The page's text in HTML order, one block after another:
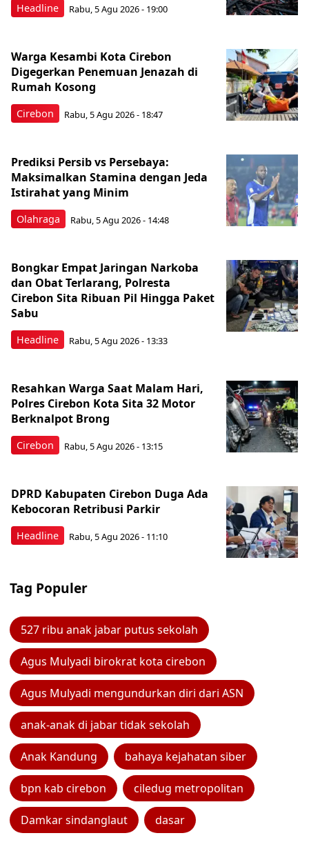
Headline Rabu, 5 Agu 2026 - 19:00
Cirebon
Warga Kesambi Kota Cirebon
Digegerkan Penemuan Jenazah di
Rumah Kosong
Rabu, 5 Agu 2026 - 18:47
Olahraga
Prediksi Persib vs Persebaya:
Maksimalkan Stamina dengan Jeda
Istirahat yang Minim
Rabu, 5 Agu 2026 - 14:48
Headline
Bongkar Empat Jaringan Narkoba
dan Obat Terlarang, Polresta
Cirebon Sita Ribuan Pil Hingga Paket
Sabu
Rabu, 5 Agu 2026 - 13:33
Cirebon
Resahkan Warga Saat Malam Hari,
Polres Cirebon Kota Sita 32 Motor
Berknalpot Brong
Rabu, 5 Agu 2026 - 13:15
Headline
DPRD Kabupaten Cirebon Duga Ada
Kebocoran Retribusi Parkir
Rabu, 5 Agu 2026 - 11:10
Tag Populer
527 ribu anak jabar putus sekolah
Agus Mulyadi birokrat kota cirebon
Agus Mulyadi mengundurkan diri dari ASN
anak-anak di jabar tidak sekolah
Anak Kandung bahaya kejahatan siber
bpn kab cirebon ciledug metropolitan
Damkar sindanglaut dasar